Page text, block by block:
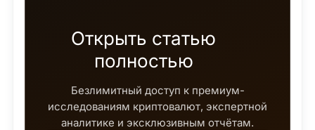
Открыть статью
полностью
Безлимитный доступ к премиум-
исследованиям криптовалют, экспертной
аналитике и эксклюзивным отчётам.